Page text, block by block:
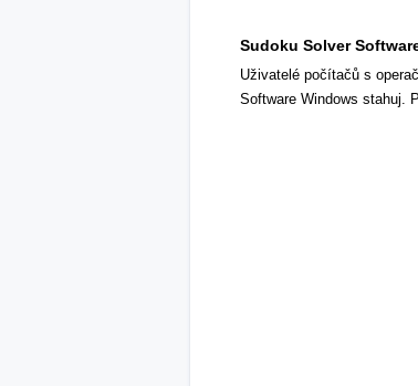
Sudoku Solver
Uživatelé počítačů s
Software Windows stahuj.